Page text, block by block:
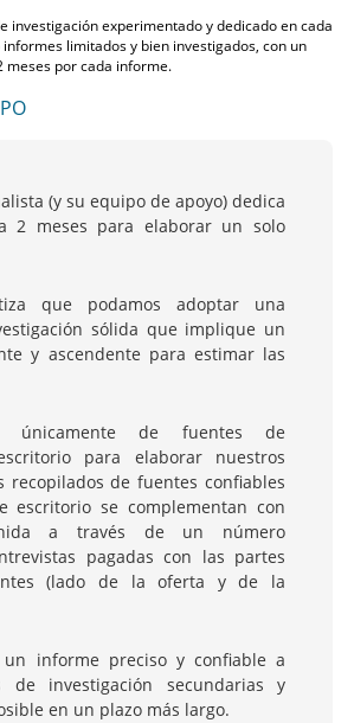
investigación experimentado y dedicado en cada
limitados y bien investigados, con un
meses por cada informe.
(y su equipo de apoyo) dedica
2 meses para elaborar un solo
que podamos adoptar una
sólida que implique un
y ascendente para estimar las
únicamente de fuentes de
para elaborar nuestros
recopilados de fuentes confiables
escritorio se complementan con
a través de un número
pagadas con las partes
(lado de la oferta y de la
un informe preciso y confiable a
investigación secundarias y
en un plazo más largo.